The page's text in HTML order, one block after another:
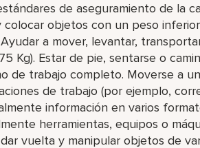
de aseguramiento de la
colocar objetos con un peso
a mover, levantar,
Kg). Estar de pie, sentarse o
de trabajo completo. Moverse a
de trabajo (por ejemplo,
información en varios
herramientas, equipos o
vuelta y manipular objetos de